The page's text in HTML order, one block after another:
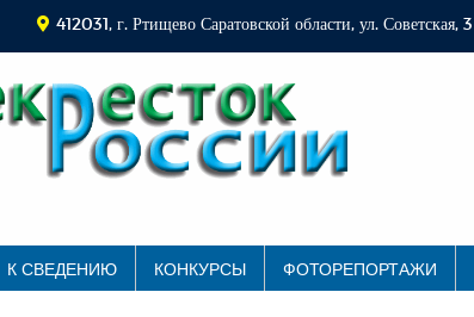
412031, г. Ртищево Саратовской области, ул. Советская, 3
К СВЕДЕНИЮ КОНКУРСЫ ФОТОРЕПОРТАЖИ